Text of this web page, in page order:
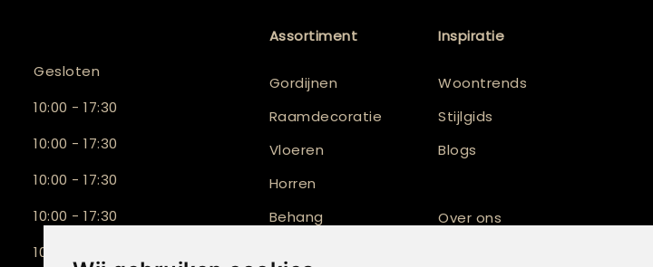
Gesloten
10:00 - 17:30
10:00 - 17:30
10:00 - 17:30
10:00 - 17:30
10:00 - 16:30
Assortiment
Gordijnen
Raamdecoratie
Vloeren
Horren
Behang
Inspiratie
Woontrends
Stijlgids
Blogs
Over ons